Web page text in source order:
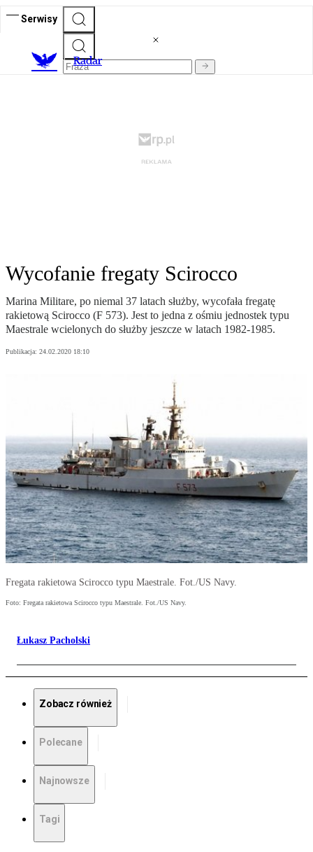
Serwisy
Radar
Wycofanie fregaty Scirocco
Marina Militare, po niemal 37 latach służby, wycofała fregatę
rakietową Scirocco (F 573). Jest to jedna z ośmiu jednostek typu
Maestrale wcielonych do służby jeszcze w latach 1982-1985.
Publikacja: 24.02.2020 18:10
Fregata rakietowa Scirocco typu Maestrale. Fot./US Navy.
Foto: Fregata rakietowa Scirocco typu Maestrale. Fot./US Navy.
Łukasz Pacholski
Zobacz również
Polecane
Najnowsze
Tagi